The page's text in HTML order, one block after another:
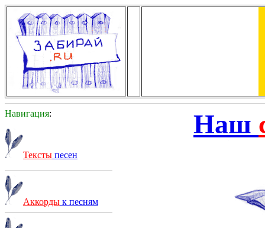
Навигация:
Тексты песен
Аккорды к песням
Наш